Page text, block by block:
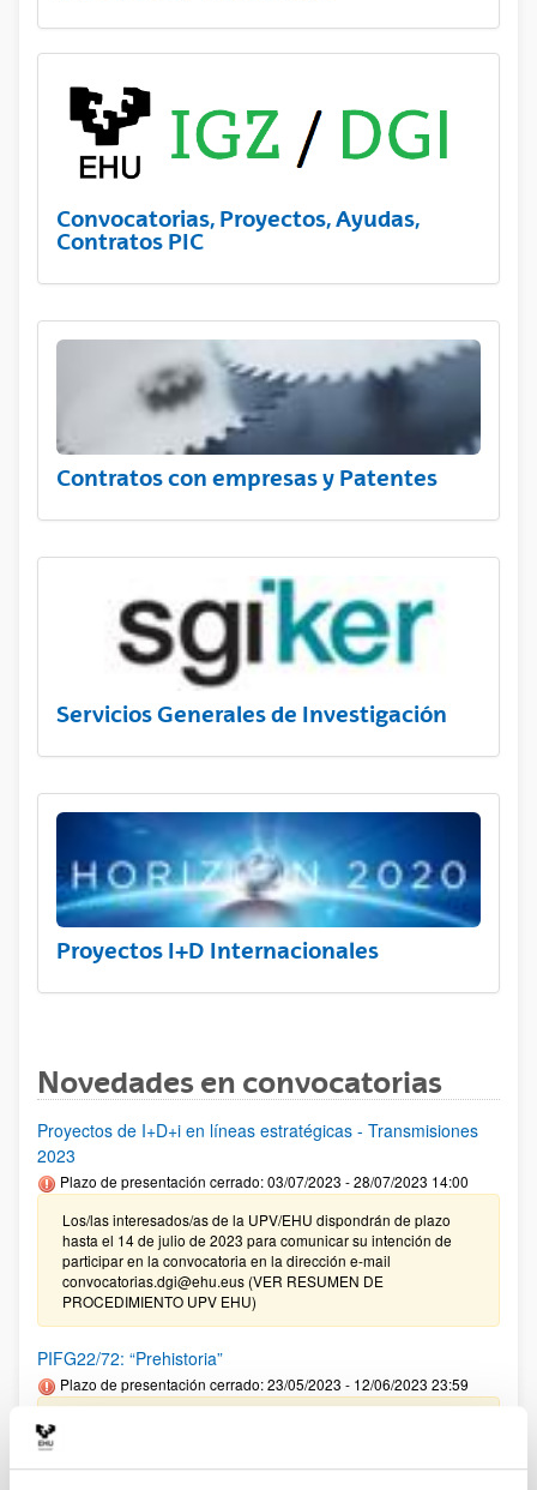
Convocatorias, Proyectos, Ayudas,
Contratos PIC
Contratos con empresas y Patentes
Servicios Generales de Investigación
Proyectos I+D Internacionales
Novedades en convocatorias
Proyectos de I+D+i en líneas estratégicas - Transmisiones
2023
Plazo de presentación cerrado: 03/07/2023 - 28/07/2023 14:00
Los/las interesados/as de la UPV/EHU dispondrán de plazo
hasta el 14 de julio de 2023 para comunicar su intención de
participar en la convocatoria en la dirección e-mail
convocatorias.dgi@ehu.eus (VER RESUMEN DE
PROCEDIMIENTO UPV EHU)
PIFG22/72: “Prehistoria”
Plazo de presentación cerrado: 23/05/2023 - 12/06/2023 23:59